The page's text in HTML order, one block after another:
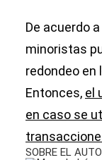
De acuerdo
minoristas
redondeo
Entonces, el
en caso se
SOBRE EL